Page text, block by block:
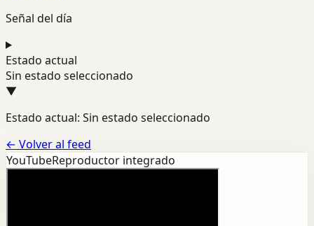
Señal del día
Estado actual
Sin estado seleccionado
▼
Estado actual: Sin estado seleccionado
← Volver al feed
YouTubeReproductor integrado